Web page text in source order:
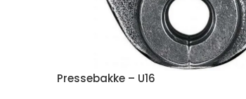
Pressebakke – U16